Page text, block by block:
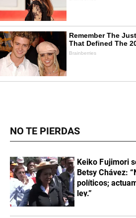
NO TE PIERDAS
Keiko Fujimori
Betsy Chávez:
políticos;
ley.”